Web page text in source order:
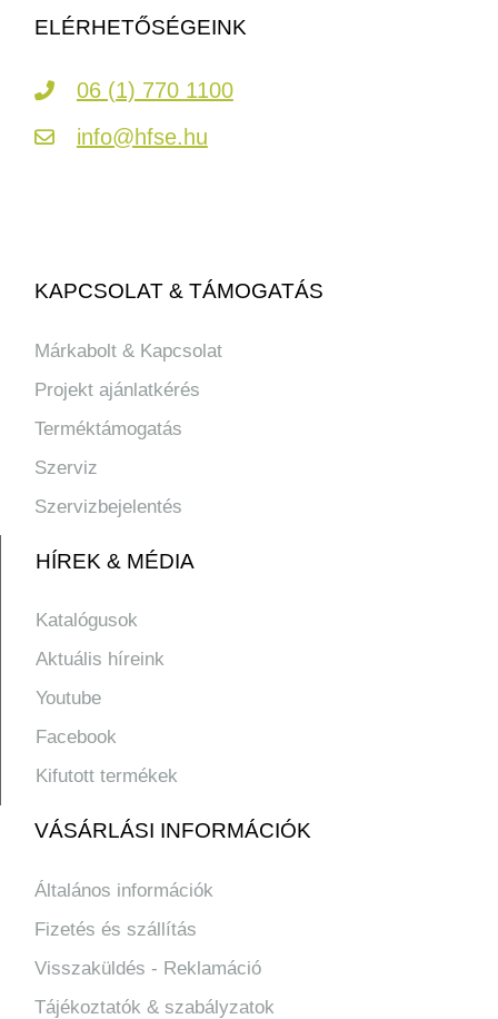
ELÉRHETŐSÉGEINK
06 (1) 770 1100
info@hfse.hu
KAPCSOLAT & TÁMOGATÁS
Márkabolt & Kapcsolat
Projekt ajánlatkérés
Terméktámogatás
Szerviz
Szervizbejelentés
HÍREK & MÉDIA
Katalógusok
Aktuális híreink
Youtube
Facebook
Kifutott termékek
VÁSÁRLÁSI INFORMÁCIÓK
Általános információk
Fizetés és szállítás
Visszaküldés - Reklamáció
Tájékoztatók & szabályzatok